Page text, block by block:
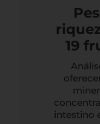
19
intestino